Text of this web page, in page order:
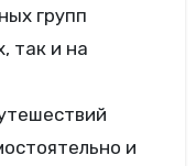
групп
так и на
и